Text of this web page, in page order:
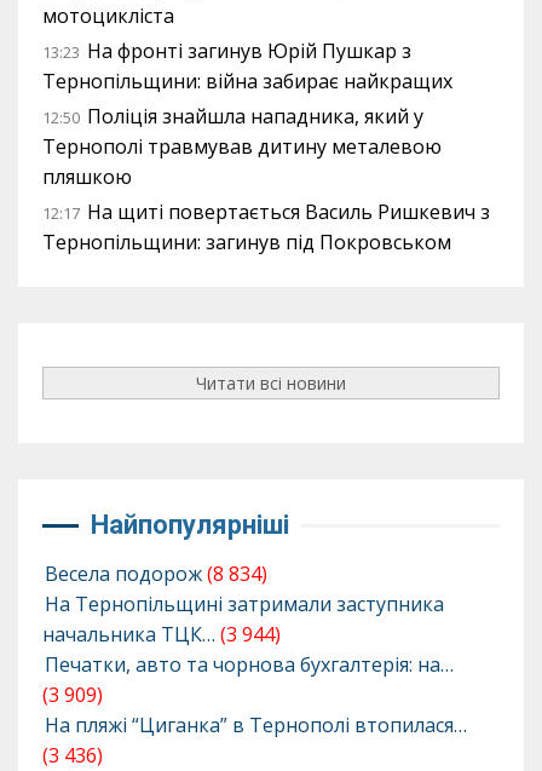
мотоцикліста
13:23 На фронті загинув Юрій Пушкар з
Тернопільщини: війна забирає найкращих
12:50 Поліція знайшла нападника, який у
Тернополі травмував дитину металевою
пляшкою
12:17 На щиті повертається Василь Ришкевич з
Тернопільщини: загинув під Покровськом
Читати всі новини
Найпопулярніші
Весела подорож(8 834)
На Тернопільщині затримали заступника
начальника ТЦК… (3 944)
Печатки, авто та чорнова бухгалтерія: на…
(3 909)
На пляжі “Циганка” в Тернополі втопилася…
(3 436)